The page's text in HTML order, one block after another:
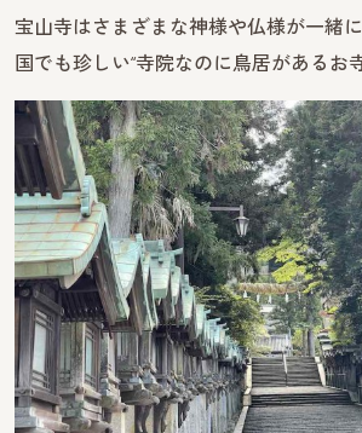
宝山寺はさまざまな神様や仏様が一緒
国でも珍しい“寺院なのに鳥居があるお寺